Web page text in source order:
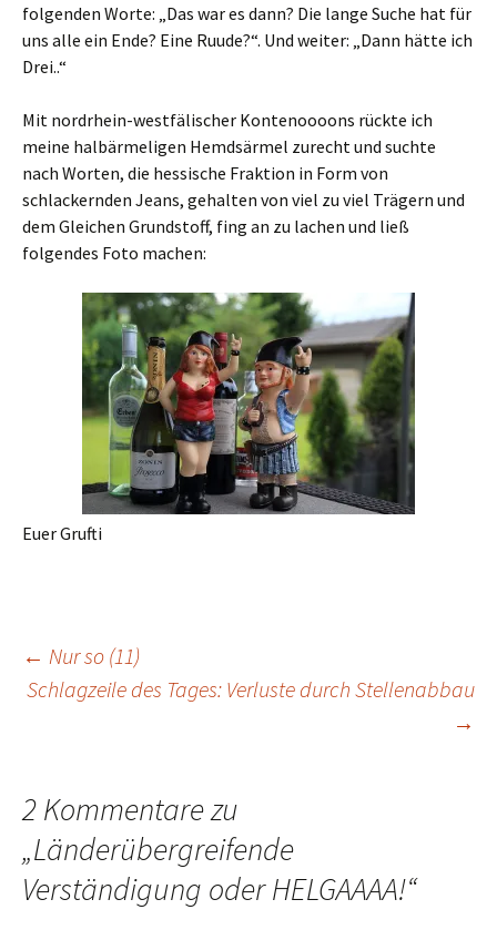
folgenden Worte: „Das war es dann? Die lange Suche hat für
uns alle ein Ende? Eine Ruude?“. Und weiter: „Dann hätte ich
Drei..“
Mit nordrhein-westfälischer Kontenoooons rückte ich
meine halbärmeligen Hemdsärmel zurecht und suchte
nach Worten, die hessische Fraktion in Form von
schlackernden Jeans, gehalten von viel zu viel Trägern und
dem Gleichen Grundstoff, fing an zu lachen und ließ
folgendes Foto machen:
Euer Grufti
Beitragsnavigation
← Nur so (11)
Schlagzeile des Tages: Verluste durch Stellenabbau
→
2 Kommentare zu
„Länderübergreifende
Verständigung oder HELGAAAA!“